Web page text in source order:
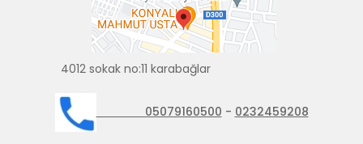
4012 sokak no:11 karabağlar
05079160500 - 0232459208